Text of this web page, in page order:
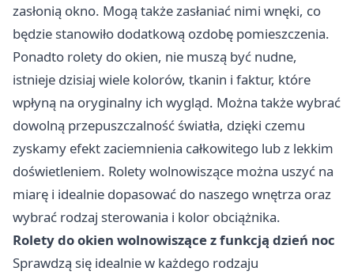
zasłonią okno. Mogą także zasłaniać nimi wnęki, co
będzie stanowiło dodatkową ozdobę pomieszczenia.
Ponadto rolety do okien, nie muszą być nudne,
istnieje dzisiaj wiele kolorów, tkanin i faktur, które
wpłyną na oryginalny ich wygląd. Można także wybrać
dowolną przepuszczalność światła, dzięki czemu
zyskamy efekt zaciemnienia całkowitego lub z lekkim
doświetleniem. Rolety wolnowiszące można uszyć na
miarę i idealnie dopasować do naszego wnętrza oraz
wybrać rodzaj sterowania i kolor obciążnika.
Rolety do okien wolnowiszące z funkcją dzień noc
Sprawdzą się idealnie w każdego rodzaju